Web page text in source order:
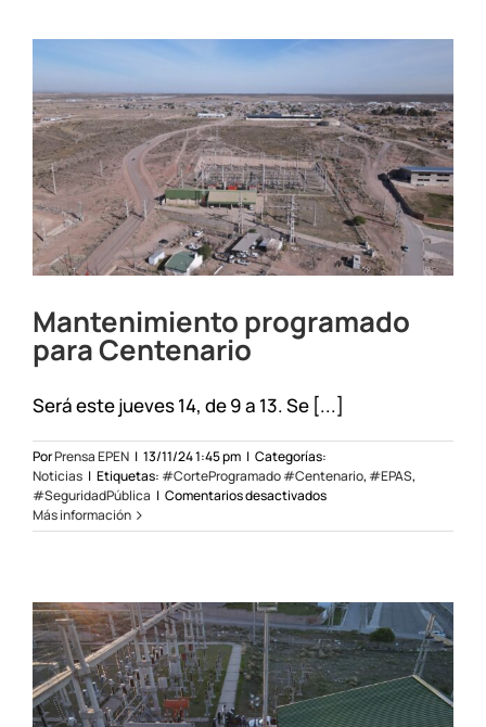
renovarán
alumbrado
público
Mantenimiento programado
para Centenario
Será este jueves 14, de 9 a 13. Se [...]
PorPrensa EPEN | 13/11/24 1:45 pm | Categorías:
Noticias | Etiquetas: #CorteProgramado #Centenario, #EPAS,
#SeguridadPública | Comentarios desactivadosen
programado
Más información